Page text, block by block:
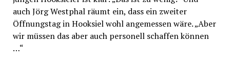
auch Jörg Westphal räumt ein, dass ein zweiter
Öffnungstag in Hooksiel wohl angemessen wäre. „Aber
wir müssen das aber auch personell schaffen können
…“